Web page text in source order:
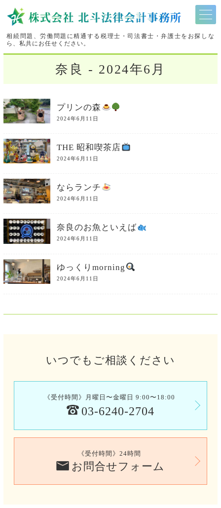
相続問題、労働問題に精通する税理士・司法書士・弁護士をお探しな
ら、私共にお任せください。
奈良 - 2024年6月
プリンの森
2024年6月11日
THE 昭和喫茶店
2024年6月11日
ならランチ
2024年6月11日
奈良のお魚といえば
2024年6月11日
ゆっくりmorning
2024年6月11日
いつでもご相談ください
《受付時間》月曜日〜金曜日 9:00〜18:00
03-6240-2704
《受付時間》24時間
お問合せフォーム